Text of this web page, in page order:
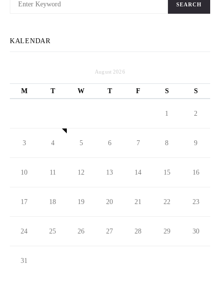
SEARCH
KALENDAR
August 2026
M T W T F S S
1 2
3 4 5 6 7 8 9
10 11 12 13 14 15 16
17 18 19 20 21 22 23
24 25 26 27 28 29 30
31